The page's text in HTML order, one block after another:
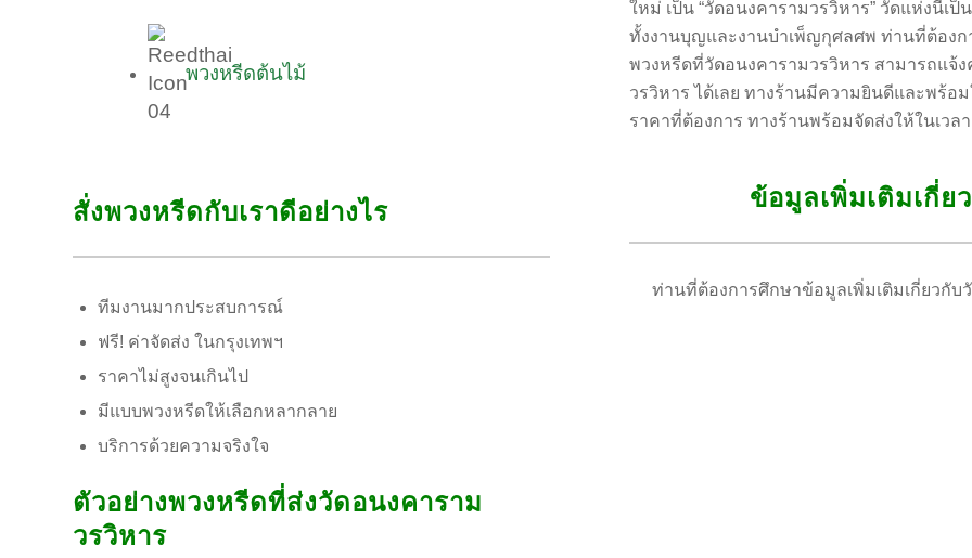
พวงหรีดต้นไม้
สั่งพวงหรีดกับเราดีอย่างไร
ทีมงานมากประสบการณ์
ฟรี! ค่าจัดส่ง ในกรุงเทพฯ
ราคาไม่สูงจนเกินไป
มีแบบพวงหรีดให้เลือกหลากลาย
บริการด้วยความจริงใจ
ตัวอย่างพวงหรีดที่ส่งวัดอนงคาราม
วรวิหาร
ใหม่ เป็น “วัดอนงคารามวรวิหาร” วัดแห่งนี้เ
ทั้งงานบุญและงานบำเพ็ญกุศลศพ ท่านที่ต้อง
พวงหรีดที่วัดอนงคารามวรวิหาร สามารถแจ้
วรวิหาร ได้เลย ทางร้านมีความยินดีและพร้
ราคาที่ต้องการ ทางร้านพร้อมจัดส่งให้ในเวล
ข้อมูลเพิ่มเติมเกี่ย
ท่านที่ต้องการศึกษาข้อมูลเพิ่มเติมเกี่ยวกั